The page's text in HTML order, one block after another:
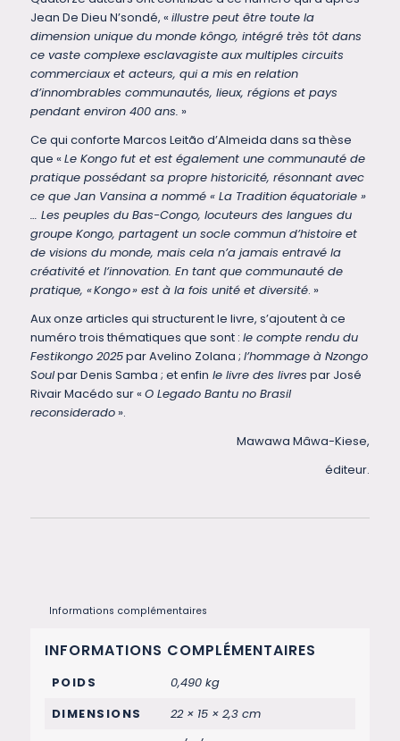
Jean De Dieu N’sondé, « illustre peut être toute la
dimension unique du monde kôngo, intégré très tôt dans
ce vaste complexe esclavagiste aux multiples circuits
commerciaux et acteurs, qui a mis en relation
d’innombrables communautés, lieux, régions et pays
pendant environ 400 ans. »
Ce qui conforte Marcos Leitão d’Almeida dans sa thèse
que « Le Kongo fut et est également une communauté de
pratique possédant sa propre historicité, résonnant avec
ce que Jan Vansina a nommé « La Tradition équatoriale »
… Les peuples du Bas-Congo, locuteurs des langues du
groupe Kongo, partagent un socle commun d’histoire et
de visions du monde, mais cela n’a jamais entravé la
créativité et l’innovation. En tant que communauté de
pratique, «Kongo» est à la fois unité et diversité. »
Aux onze articles qui structurent le livre, s’ajoutent à ce
numéro trois thématiques que sont : le compte rendu du
Festikongo 2025par Avelino Zolana ; l’hommage à Nzongo
Soulpar Denis Samba ; et enfin le livre des livres par José
Rivair Macédo sur « O Legado Bantu no Brasil
reconsiderado».
Mawawa Mâwa-Kiese,
éditeur.
Informations complémentaires
INFORMATIONS COMPLÉMENTAIRES
POIDS
0,490 kg
DIMENSIONS
22 × 15 × 2,3 cm